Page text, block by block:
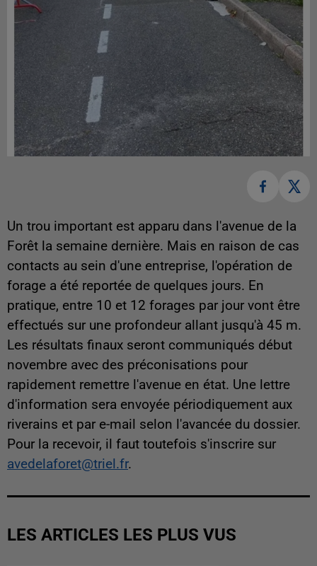
Un trou important est apparu dans l'avenue de la
Forêt la semaine dernière. Mais en raison de cas
contacts au sein d'une entreprise, l'opération de
forage a été reportée de quelques jours. En
pratique, entre 10 et 12 forages par jour vont être
effectués sur une profondeur allant jusqu'à 45 m.
Les résultats finaux seront communiqués début
novembre avec des préconisations pour
rapidement remettre l'avenue en état. Une lettre
d'information sera envoyée périodiquement aux
riverains et par e-mail selon l'avancée du dossier.
Pour la recevoir, il faut toutefois s'inscrire sur
avedelaforet@triel.fr.
LES ARTICLES LES PLUS VUS